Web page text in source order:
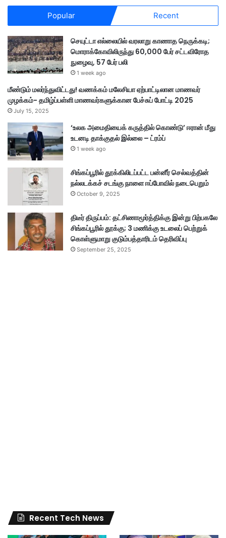
Popular Recent
செயுட்டா எல்லையில் வரலாறு காணாத நெருக்கடி;
மொராக்கோவிலிருந்து 60,000 பேர் சட்டவிரோத
நுழைவு, 57 பேர் பலி
1 week ago
மீண்டும் மலர்ந்துவிட்டது! வணக்கம் மலேசியா ஏற்பாட்டிலான மாணவர்
முழக்கம்- தமிழ்ப்பள்ளி மாணவர்களுக்கான பேச்சுப் போட்டி 2025
July 15, 2025
‘உலக அமைதியைக் கருத்தில் கொண்டு’ ஈரான் மீது
உடனடி தாக்குதல் இல்லை – ட்ரம்ப்
1 week ago
சிங்கப்பூரில் தூக்கிலிடப்பட்ட பன்னீர் செல்வத்தின்
நல்லடக்கச் சடங்கு நாளை ஈப்போவில் நடைபெறும்
October 9, 2025
திடீர் திருப்பம்: தட்சிணாமூர்த்திக்கு இன்று பிற்பகலே
சிங்கப்பூரில் தூக்கு; 3 மணிக்கு உடலைப் பெற்றுக்
கொள்ளுமாறு குடும்பத்தாரிடம் தெரிவிப்பு
September 25, 2025
Recent Tech News